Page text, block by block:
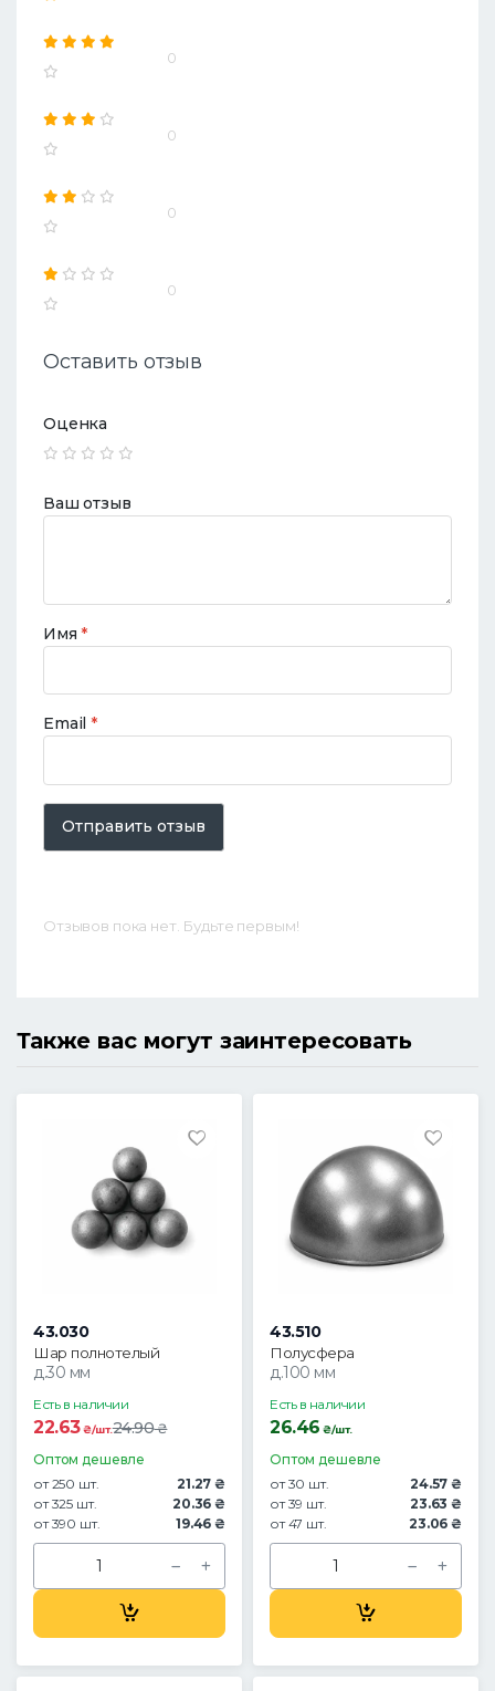
0
0
0
0
Оставить отзыв
Оценка
Ваш отзыв
Имя*
Email*
Отправить отзыв
Отзывов пока нет. Будьте первым!
Также вас могут заинтересовать
43.030
Шар полнотелый
д.30 мм
Есть в наличии
22.63₴/шт.24.90₴
Оптом дешевле
от 250 шт.
21.27 ₴
от 325 шт.
20.36 ₴
от 390 шт.
19.46 ₴
43.510
Полусфера
д.100 мм
Есть в наличии
26.46 ₴/шт.
Оптом дешевле
от 30 шт.
24.57 ₴
от 39 шт.
23.63 ₴
от 47 шт.
23.06 ₴